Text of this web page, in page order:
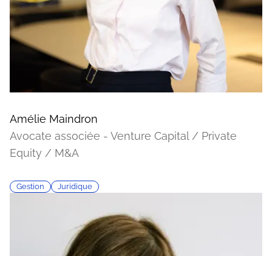
Amélie Maindron
Avocate associée - Venture Capital / Private
Equity / M&A
Gestion Juridique